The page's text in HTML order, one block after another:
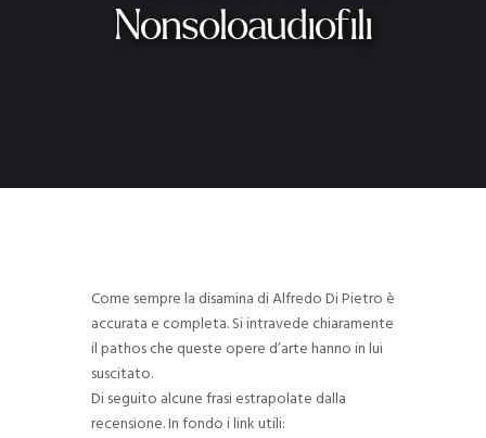
Nonsoloaudiofili
Come sempre la disamina di Alfredo Di Pietro è
accurata e completa. Si intravede chiaramente
il pathos che queste opere d’arte hanno in lui
suscitato.
Di seguito alcune frasi estrapolate dalla
recensione. In fondo i link utili: